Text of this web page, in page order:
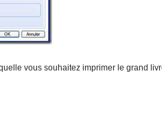
vous souhaitez imprimer le grand